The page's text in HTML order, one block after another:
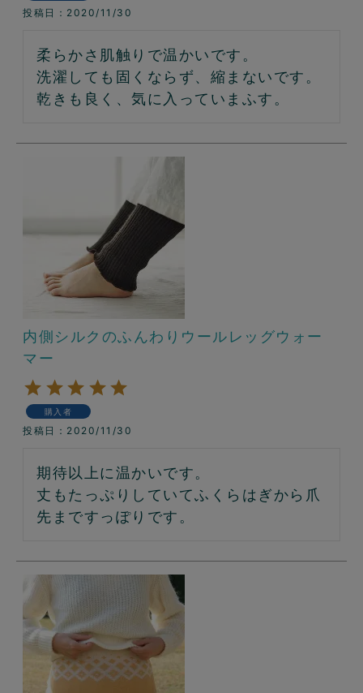
投稿日 2020/11/30
柔らかさ肌触りで温かいです。
洗濯しても固くならず、縮まないです。
乾きも良く、気に入っていまふす。
内側シルクのふんわりウールレッグウォー
マー
購入者
投稿日 2020/11/30
期待以上に温かいです。
丈もたっぷりしていてふくらはぎから爪